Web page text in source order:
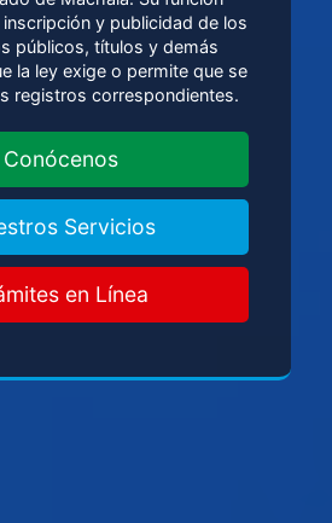
y publicidad de los
públicos, títulos y demás
la ley exige o permite que se
registros correspondientes.
Conócenos
Servicios
en Línea